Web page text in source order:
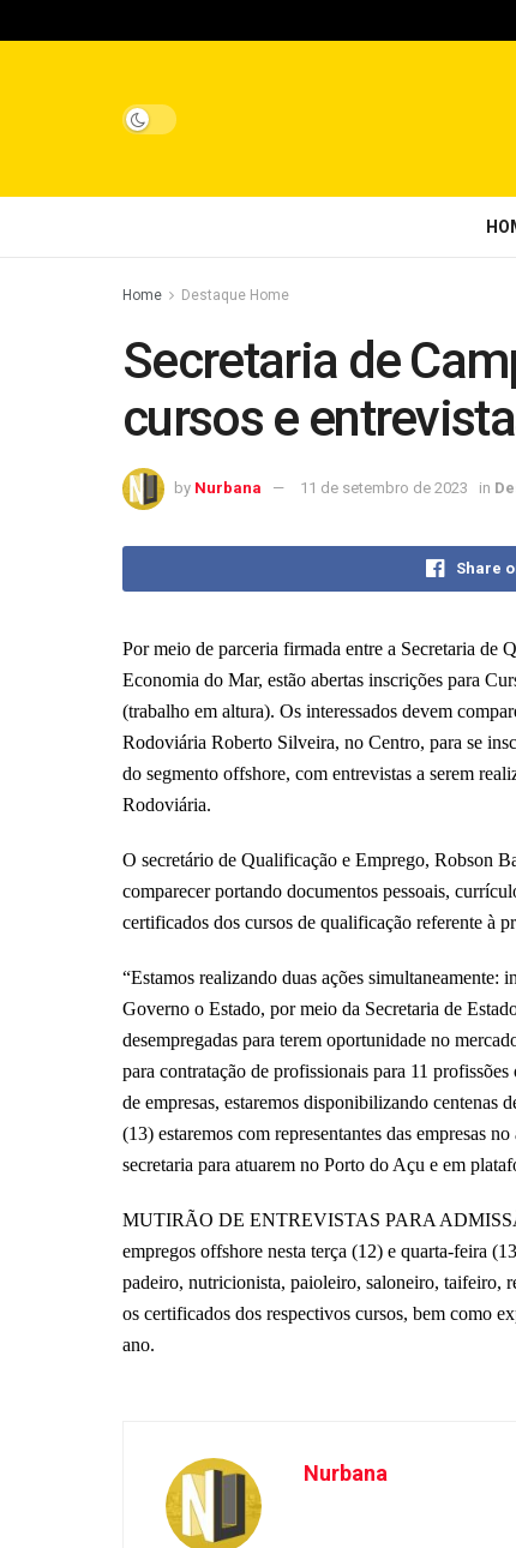
Home Destaque Home
Secretaria de
cursos e
by Nurbana 11 de setembro de 2023 in
Share
Por meio de parceria firmada entre a Secretaria de
Economia do Mar, estão abertas inscrições para
(trabalho em altura). Os interessados devem
Rodoviária Roberto Silveira, no Centro, para se
do segmento offshore, com entrevistas a serem
Rodoviária.
O secretário de Qualificação e Emprego, Robson
comparecer portando documentos pessoais,
certificados dos cursos de qualificação referente à
“Estamos realizando duas ações simultaneamente:
Governo o Estado, por meio da Secretaria de
desempregadas para terem oportunidade no
para contratação de profissionais para 11
de empresas, estaremos disponibilizando centenas
(13) estaremos com representantes das empresas
secretaria para atuarem no Porto do Açu e em
MUTIRÃO DE ENTREVISTAS PARA
empregos offshore nesta terça (12) e quarta-feira
padeiro, nutricionista, paioleiro, saloneiro, taifeiro,
os certificados dos respectivos cursos, bem como
ano.
Nurbana